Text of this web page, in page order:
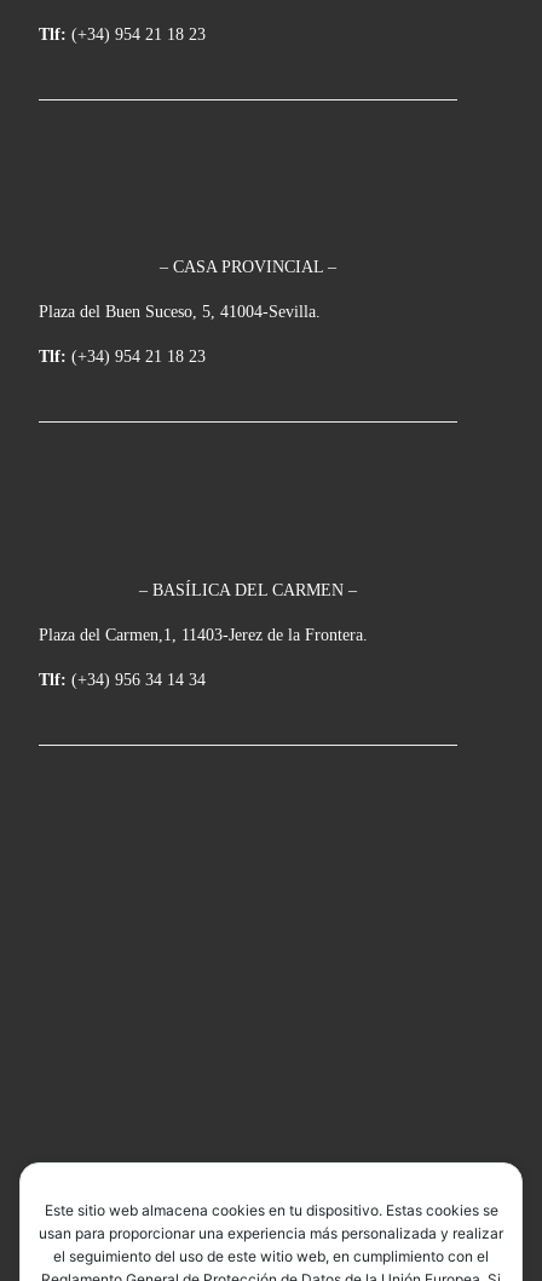
Tlf: (+34) 954 21 18 23
– CASA PROVINCIAL –
Plaza del Buen Suceso, 5, 41004-Sevilla.
Tlf: (+34) 954 21 18 23
– BASÍLICA DEL CARMEN –
Plaza del Carmen,1, 11403-Jerez de la Frontera.
Tlf: (+34) 956 34 14 34
Este sitio web almacena cookies en tu dispositivo. Estas cookies se
usan para proporcionar una experiencia más personalizada y realizar
el seguimiento del uso de este witio web, en cumplimiento con el